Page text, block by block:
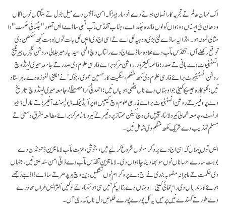
اک مہان عالم تے تجربہ کار انسان ہونے دے انوسار جیہڑا کہ امن، آپس دے میل جول تے سنگتاں نوں اگاں
ودھان لئی ایہناں دوہواں کولوں فائدہ چکدا اے، جناب تقدّس مآب تسی ساڈے ایس تصور "جگتائی حکمت" دا
مثالی نمونہ ہو۔ لہٰذا ایہ ساڈے لئی بڑی ودہیہ گل اے تے اسی اج دی ایس گل بات توں بوہت کجھ سکھن دی
توقع رکھنے آں۔ تقدّس مآب دے علاوہ ساڈے اج دے رلتاں وچ الٰہی امیدیار میر جلالی، روشن کلچرل ہیریٹیج
انسٹیٹیوٹ دے بانی تے صدر؛ فاطمہ کیشرور، روشن مرکز برائے فارسی علوم دی صدر تے جامعہ میری لینڈ وچ
روشن انسٹیٹیوٹ براۓ فارسی علوم دی مکھ منتظم، سنگیت کار حسین عمومی، جو کہ 'نے' یعنی الغوزہ دے ماہر استاد
نیں؛ گلو کارہ جیسیکا کینی جو اوہناں دے نال بیٹھی ہویاں نیں؛ احمد ٹی کرامصطفّےٰ، جامعہ میری لینڈ وچ تاریخ
دے پروفیسر تے روشن انسٹیٹیوٹ براۓ فارسی علوم وچ کیمپس اوپر اکیڈیمک ڈیولپمنٹ آفیسر؛ تے کارل ڈبلیو
ارنسٹ، جامعہ شمالی کیرولائنا، چیپل ہِل وچ کینن ممتاز پروفیسر تے کیرولائنا مرکز براۓ مطالعہ مشرقِ وسطیٰ تے
مسلم تہذیب دے شریک مکھ منتظم وی شامل نیں۔
ایس توں پہلاں کہ اسی اج دے پروگرام نوں شروع کرئیے میں، بخوشی، عزت مآب لاما تنزین ڈھونڈن دے
بوہت سارے احساناں نوں سوبھا دینا چاہواں دی۔ لاما تنزین تقدّس مآب دے ذاتی امن سندیسی نیں، جنہاں
دی حکمت تے ماہرانہ منصوبہ بندی نے اج دے پروگرام نوں تشکیل دین وچ ہر پدھر تے ساڈے ڈاڈہے رُجھے
ہوۓ کارندیاں دی راہنمائی کیتی۔ اوہناں دے بنا ایہ کم نئیں سی ہو سکنا، تے لوکیں اکثر ایس طراں محاورے
دے طور تے کہندے نیں پر میں ایہ گل پورے پورے خلوصِ دل نال کہ رہی آں۔